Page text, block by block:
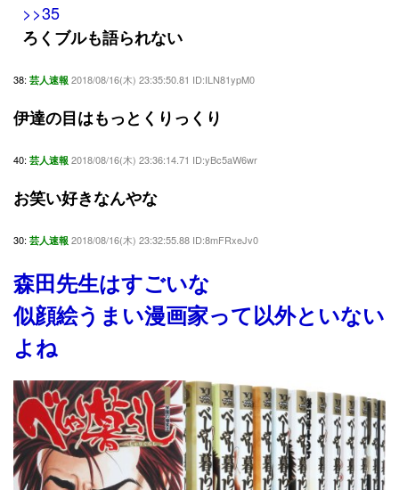
>>35
ろくブルも語られない
38: 芸人速報 2018/08/16(木) 23:35:50.81 ID:ILN81ypM0
伊達の目はもっとくりっくり
40: 芸人速報 2018/08/16(木) 23:36:14.71 ID:yBc5aW6wr
お笑い好きなんやな
30: 芸人速報 2018/08/16(木) 23:32:55.88 ID:8mFRxeJv0
森田先生はすごいな
似顔絵うまい漫画家って以外といない
よね